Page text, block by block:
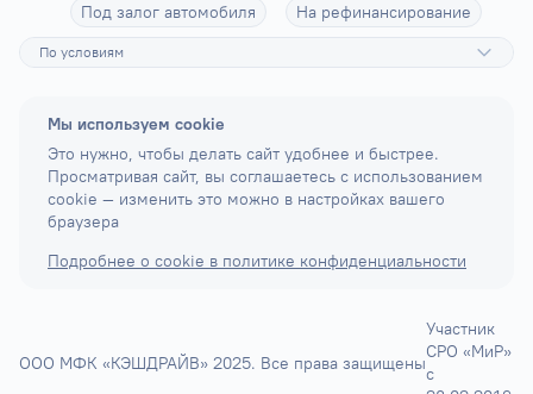
Под залог автомобиля
На рефинансирование
По условиям
Мы используем cookie
Это нужно, чтобы делать сайт удобнее и быстрее.
Просматривая сайт, вы соглашаетесь с использованием
cookie — изменить это можно в настройках вашего
браузера
Подробнее о cookie в политике конфиденциальности
ООО МФК «КЭШДРАЙВ» 2025. Все права защищены
Участник
СРО «МиР»
с